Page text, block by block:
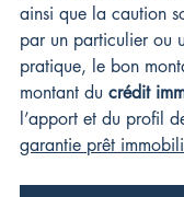
ainsi que la caution
par un particulier ou
pratique, le bon
montant du crédit
l’apport et du profil
garantie prêt